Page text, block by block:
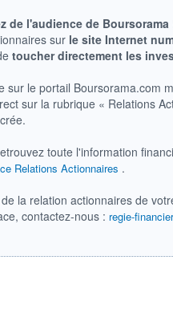
de l'audience de Boursorama
sur le site Internet
toucher directement les
sur le portail Boursorama.com
sur la rubrique « Relations
toute l'information
Relations Actionnaires .
la relation actionnaires de
contactez-nous : regie-